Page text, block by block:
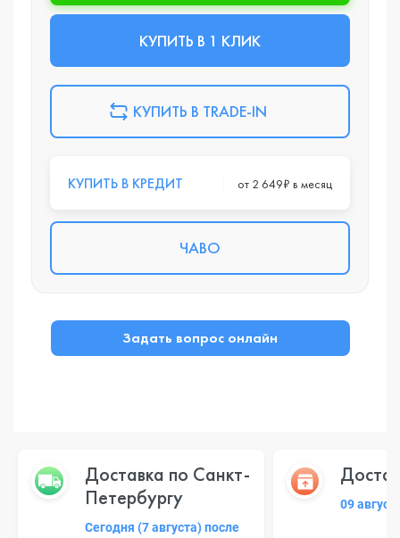
КУПИТЬ В 1 КЛИК
КУПИТЬ В TRADE-IN
КУПИТЬ В КРЕДИТ от 2 649₽ в месяц
ЧАВО
Задать вопрос онлайн
Доставка по Санкт-
Петербургу
Сегодня (7 августа) после
09